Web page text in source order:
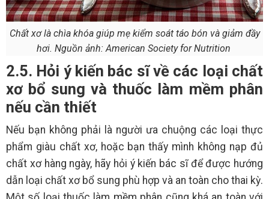
Chất xơ là chìa khóa giúp mẹ kiểm soát táo bón và giảm đầy
hơi. Nguồn ảnh: American Society for Nutrition
2.5. Hỏi ý kiến bác sĩ về các loại chất
xơ bổ sung và thuốc làm mềm phân
nếu cần thiết
Nếu bạn không phải là người ưa chuộng các loại thực
phẩm giàu chất xơ, hoặc bạn thấy mình không nạp đủ
chất xơ hàng ngày, hãy hỏi ý kiến bác sĩ để được hướng
dẫn loại chất xơ bổ sung phù hợp và an toàn cho thai kỳ.